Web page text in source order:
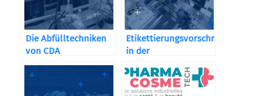
Die Abfülltechniken
von CDA
Etikettierungsvorschriften
in der